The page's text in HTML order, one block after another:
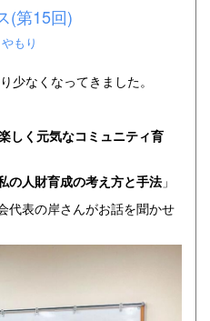
(第15回)
もり
少なくなってきました。
しく元気なコミュニティ育
の人財育成の考え方と手法 」
代表の岸さんがお話を聞かせ